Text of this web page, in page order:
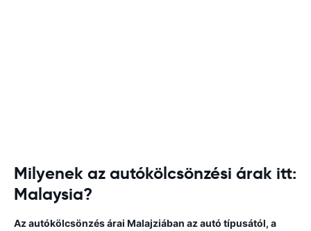
Milyenek az autókölcsönzési árak itt:
Malaysia?
Az autókölcsönzés árai Malajziában az autó típusától, a